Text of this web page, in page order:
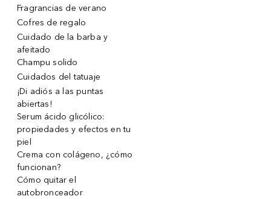
Fragrancias de verano
Cofres de regalo
Cuidado de la barba y
afeitado
Champu solido
Cuidados del tatuaje
¡Di adiós a las puntas
abiertas!
Serum ácido glicólico:
propiedades y efectos en tu
piel
Crema con colágeno, ¿cómo
funcionan?
Cómo quitar el
autobronceador